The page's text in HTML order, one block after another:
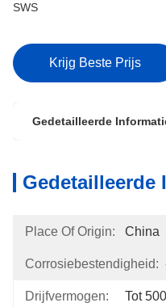
SWS
Krijg Beste Prijs
Gedetailleerde
Gedetailleerde
Place Of Origin: China
Corrosiebestendigheid:
Drijfvermogen: Tot